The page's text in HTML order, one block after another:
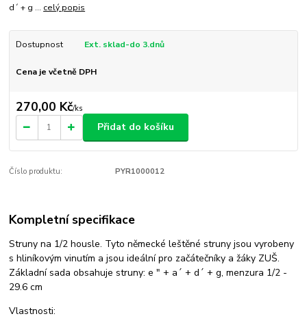
d´ + g ... celý popis
Dostupnost Ext. sklad-do 3.dnů
Cena je včetně DPH
270,00 Kč/ks
Přidat do košíku
Číslo produktu: PYR1000012
Kompletní specifikace
Struny na 1/2 housle. Tyto německé leštěné struny jsou vyrobeny
s hliníkovým vinutím a jsou ideální pro začátečníky a žáky ZUŠ.
Základní sada obsahuje struny: e " + a´ + d´ + g, menzura 1/2 -
29.6 cm
Vlastnosti: